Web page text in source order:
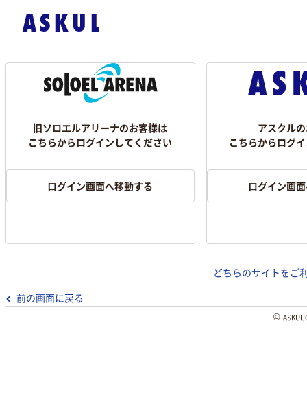
旧ソロエルアリーナのお客様は
こちらからログインしてください
ログイン画面へ移動する
アスクル
こちらからログ
ログイン画
どちらのサイトをご
前の画面に戻る
©